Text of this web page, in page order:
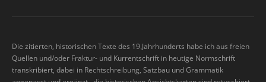
Die zitierten, historischen Texte des 19.Jahrhunderts habe ich aus freien
Quellen und/oder Fraktur- und Kurrentschrift in heutige Normschrift
transkribiert, dabei in Rechtschreibung, Satzbau und Grammatik